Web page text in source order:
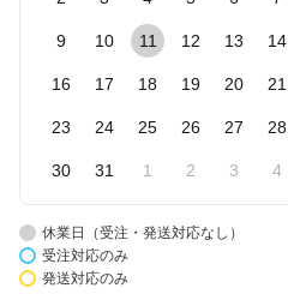
9 10 11 12 13 14
16 17 18 19 20 21
23 24 25 26 27 28
30 31 1 2 3 4
休業日（受注・発送対応なし）
受注対応のみ
発送対応のみ